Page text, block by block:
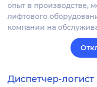
опыт в производстве,
лифтового
компании на
Диспетчер-логист